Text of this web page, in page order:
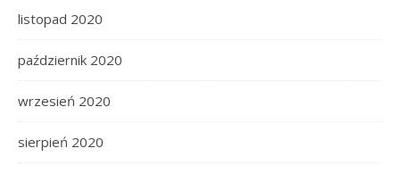
listopad 2020
październik 2020
wrzesień 2020
sierpień 2020